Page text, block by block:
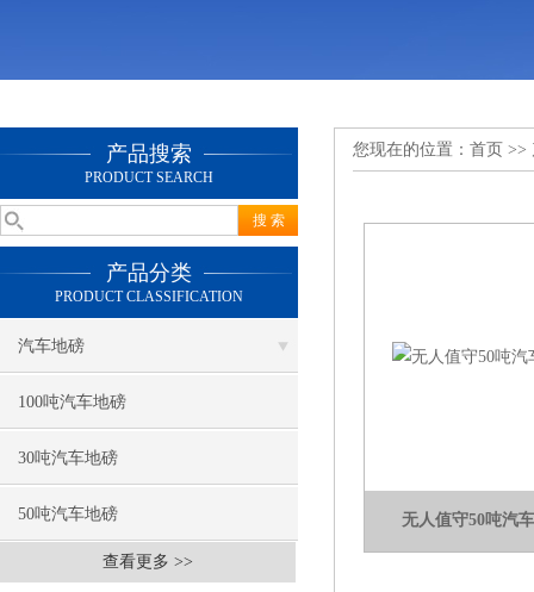
产品搜索
PRODUCT SEARCH
产品分类
PRODUCT CLASSIFICATION
汽车地磅
100吨汽车地磅
30吨汽车地磅
50吨汽车地磅
查看更多 >>
您现在的位置： 首页 >>
无人值守50吨汽